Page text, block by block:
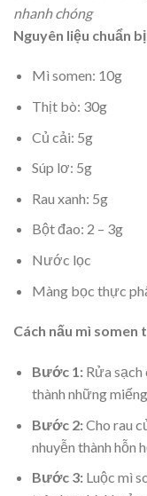
nhanh chóng
Nguyên liệu chuẩn
Mì somen: 10g
Thịt bò: 30g
Củ cải: 5g
Súp lơ: 5g
Rau xanh: 5g
Bột đao: 2 – 3g
Nước lọc
Màng bọc thực
Cách nấu mì somen
Bước 1:Rửa sạch
thành những
Bước 2:Cho rau
nhuyễn thành hỗn
Bước 3: Luộc mì